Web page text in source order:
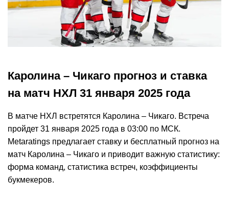
Каролина – Чикаго прогноз и ставка
на матч НХЛ 31 января 2025 года
В матче НХЛ встретятся Каролина – Чикаго. Встреча
пройдет 31 января 2025 года в 03:00 по МСК.
Metaratings предлагает ставку и бесплатный прогноз на
матч Каролина – Чикаго и приводит важную статистику:
форма команд, статистика встреч, коэффициенты
букмекеров.